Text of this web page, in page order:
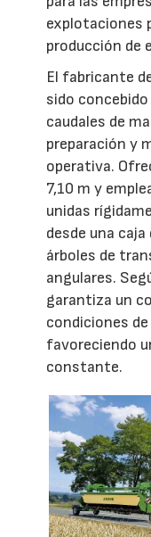
explotaciones
producción de
El fabricante
sido
caudales de
preparación y
operativa.
7,10 m y
unidas
desde una
árboles de
angulares.
garantiza un
condiciones
favoreciendo
constante.